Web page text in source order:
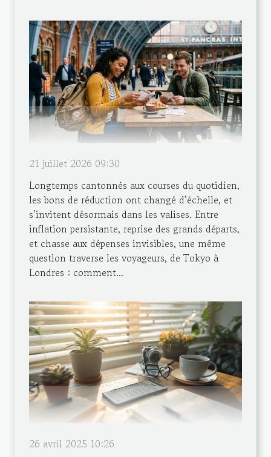
21 juillet 2026 09:30
Longtemps cantonnés aux courses du quotidien,
les bons de réduction ont changé d’échelle, et
s’invitent désormais dans les valises. Entre
inflation persistante, reprise des grands départs,
et chasse aux dépenses invisibles, une même
question traverse les voyageurs, de Tokyo à
Londres : comment...
26 avril 2025 10:26